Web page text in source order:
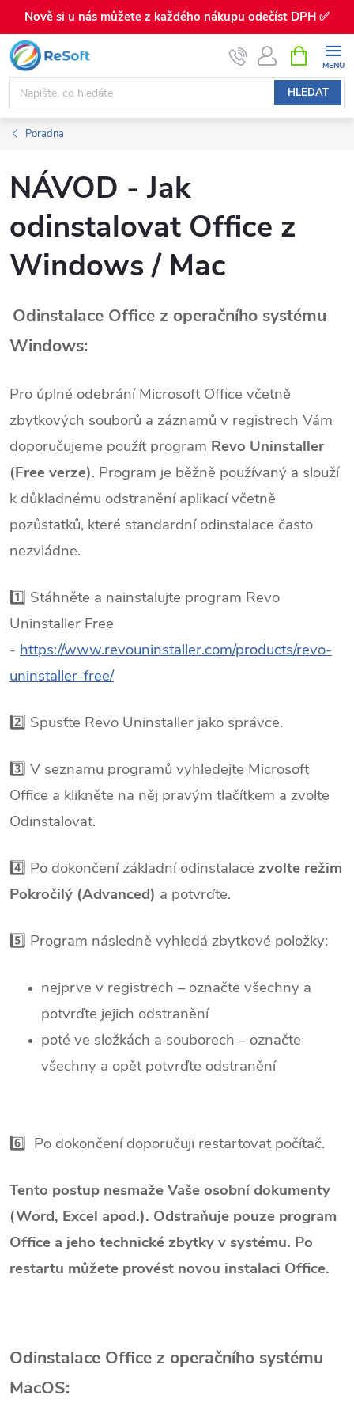
Nově si u nás můžete z každého nákupu odečíst DPH ✅
Přejít
na
obsah
HLEDAT
NÁKUPNÍ
KOŠÍK
Poradna
NÁVOD - Jak
odinstalovat Office z
Windows / Mac
Odinstalace Office z operačního systému
Windows:
Pro úplné odebrání Microsoft Office včetně
zbytkových souborů a záznamů v registrech Vám
doporučujeme použít program Revo Uninstaller
(Free verze). Program je běžně používaný a slouží
k důkladnému odstranění aplikací včetně
pozůstatků, které standardní odinstalace často
nezvládne.
1️⃣ Stáhněte a nainstalujte program Revo
Uninstaller Free
- https://www.revouninstaller.com/products/revo-
uninstaller-free/
2️⃣ Spusťte Revo Uninstaller jako správce.
3️⃣ V seznamu programů vyhledejte Microsoft
Office a klikněte na něj pravým tlačítkem a zvolte
Odinstalovat.
4️⃣ Po dokončení základní odinstalace zvolte režim
Pokročilý (Advanced) a potvrďte.
5️⃣ Program následně vyhledá zbytkové položky:
nejprve v registrech – označte všechny a
potvrďte jejich odstranění
poté ve složkách a souborech – označte
všechny a opět potvrďte odstranění
6️⃣ Po dokončení doporučuji restartovat počítač.
Tento postup nesmaže Vaše osobní dokumenty
(Word, Excel apod.). Odstraňuje pouze program
Office a jeho technické zbytky v systému. Po
restartu můžete provést novou instalaci Office.
Odinstalace Office z operačního systému
MacOS: